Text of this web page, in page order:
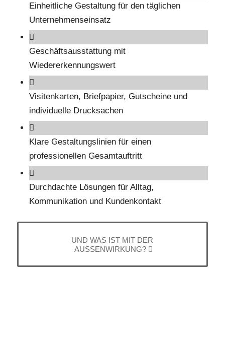
Einheitliche Gestaltung für den täglichen
Unternehmenseinsatz
Geschäftsausstattung mit
Wiedererkennungswert
Visitenkarten, Briefpapier, Gutscheine und
individuelle Drucksachen
Klare Gestaltungslinien für einen
professionellen Gesamtauftritt
Durchdachte Lösungen für Alltag,
Kommunikation und Kundenkontakt
UND WAS IST MIT DER
AUSSENWIRKUNG?